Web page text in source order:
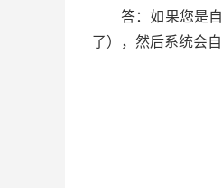
答：如果您是
了），然后系统会